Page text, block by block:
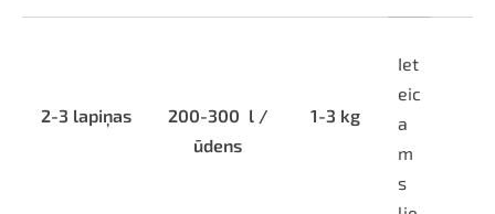
2-3 lapiņas 200-300 l /
ūdens
1-3 kg
Iet
eic
a
m
s